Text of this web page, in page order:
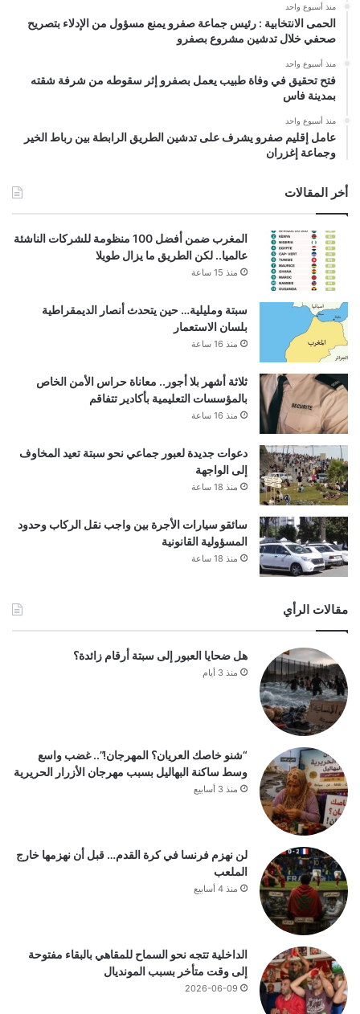
منذ أسبوع واحد
الحمى الانتخابية : رئيس جماعة صفرو يمنع مسؤول من الإدلاء بتصريح
صحفي خلال تدشين مشروع بصفرو
منذ أسبوع واحد
فتح تحقيق في وفاة طبيب يعمل بصفرو إثر سقوطه من شرفة شقته
بمدينة فاس
منذ أسبوع واحد
عامل إقليم صفرو يشرف على تدشين الطريق الرابطة بين رباط الخير
وجماعة إغزران
أخر المقالات
المغرب ضمن أفضل 100 منظومة للشركات الناشئة
عالميا.. لكن الطريق ما يزال طويلا
منذ 15 ساعة
سبتة ومليلية… حين يتحدث أنصار الديمقراطية
بلسان الاستعمار
منذ 16 ساعة
ثلاثة أشهر بلا أجور.. معاناة حراس الأمن الخاص
بالمؤسسات التعليمية بأكادير تتفاقم
منذ 16 ساعة
دعوات جديدة لعبور جماعي نحو سبتة تعيد المخاوف
إلى الواجهة
منذ 18 ساعة
سائقو سيارات الأجرة بين واجب نقل الركاب وحدود
المسؤولية القانونية
منذ 18 ساعة
مقالات الرأي
هل ضحايا العبور إلى سبتة أرقام زائدة؟
منذ 3 أيام
“شنو خاصك العريان؟ المهرجان!”.. غضب واسع
وسط ساكنة البهاليل بسبب مهرجان الأزرار الحريرية
منذ 3 أسابيع
لن نهزم فرنسا في كرة القدم… قبل أن نهزمها خارج
الملعب
منذ 4 أسابيع
الداخلية تتجه نحو السماح للمقاهي بالبقاء مفتوحة
إلى وقت متأخر بسبب المونديال
2026-06-09